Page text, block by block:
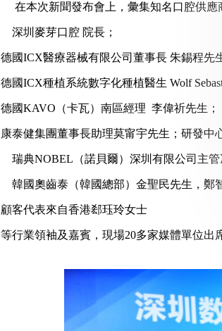
在本次新聞發布會上，彙集知名口腔供應
深圳麥芽口腔 院長；
德國ICX醫療器械有限公司董事長 朱錫程先
德國ICX種植系統數字化種植醫生 Wolf
德國KAVO（卡瓦）南區經理 李偉祈先生；
康泰健集團董事長助理莫甯宇先生；研發
瑞典NOBEL（諾貝爾）深圳有限公司主管
韓國奧齒泰（韓國總部）金聖民先生，鄭
顧客代表來自香港郄珏玲女士
等行業領袖及嘉賓，現場20多家媒體單位出